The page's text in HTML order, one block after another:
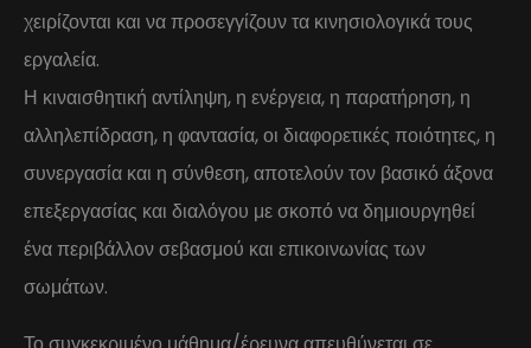
χειρίζονται και να προσεγγίζουν τα κινησιολογικά τους
εργαλεία.
Η κιναισθητική αντίληψη, η ενέργεια, η παρατήρηση, η
αλληλεπίδραση, η φαντασία, οι διαφορετικές ποιότητες, η
συνεργασία και η σύνθεση, αποτελούν τον βασικό άξονα
επεξεργασίας και διαλόγου με σκοπό να δημιουργηθεί
ένα περιβάλλον σεβασμού και επικοινωνίας των
σωμάτων.